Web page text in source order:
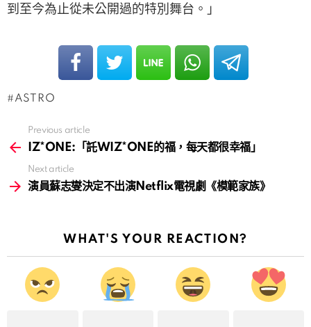
到至今為止從未公開過的特別舞台。」
ASTRO
more
Previous article
IZ*ONE:「託WIZ*ONE的福，每天都很幸福」
Next article
演員蘇志燮決定不出演Netflix電視劇《模範家族》
WHAT'S YOUR REACTION?